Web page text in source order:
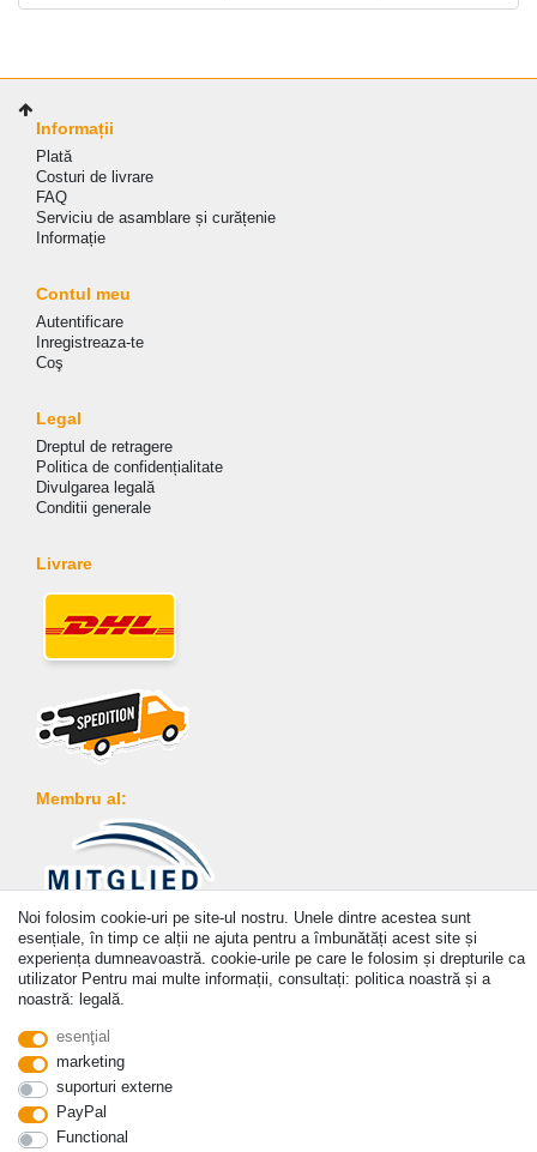
Informații
Plată
Costuri de livrare
FAQ
Serviciu de asamblare și curățenie
Informație
Contul meu
Autentificare
Inregistreaza-te
Coş
Legal
Dreptul de retragere
Politica de сonfidențialitate
Divulgarea legală
Conditii generale
Livrare
Membru al:
Plată
© Copyright 2026 | Toate drepturile rezervate. - Prices incl. VAT. 19% VAT Basic prices see
article detail | * Applies to deliveries to the UK!
Noi folosim cookie-uri pe site-ul nostru. Unele dintre acestea sunt
esențiale, în timp ce alții ne ajuta pentru a îmbunătăți acest site și
experiența dumneavoastră. cookie-urile pe care le folosim și drepturile ca
utilizator Pentru mai multe informații, consultați: politica noastră și a
noastră: legală.
esenţial
marketing
suporturi externe
PayPal
Functional